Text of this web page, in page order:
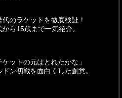
のラケットを徹底検証！
ら15歳まで一気紹介。
ットの元はとれたかな」
ン初戦を面白くした創意。